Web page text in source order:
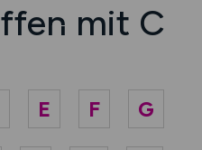
mit C
E F G